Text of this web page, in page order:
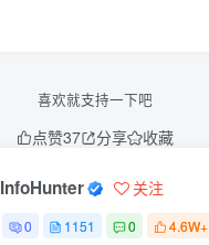
喜欢就支持一下吧
点赞37 分享 收藏
InfoHunter 关注
0 1151 0 4.6W+